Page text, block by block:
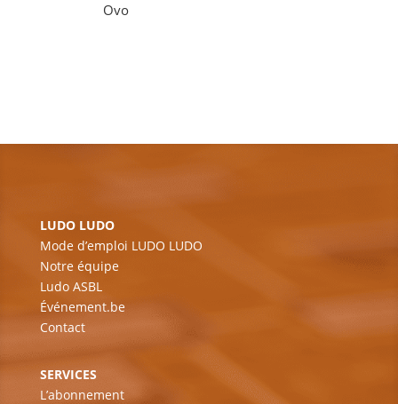
Ovo
LUDO LUDO
Mode d’emploi LUDO LUDO
Notre équipe
Ludo ASBL
Événement.be
Contact
SERVICES
L’abonnement